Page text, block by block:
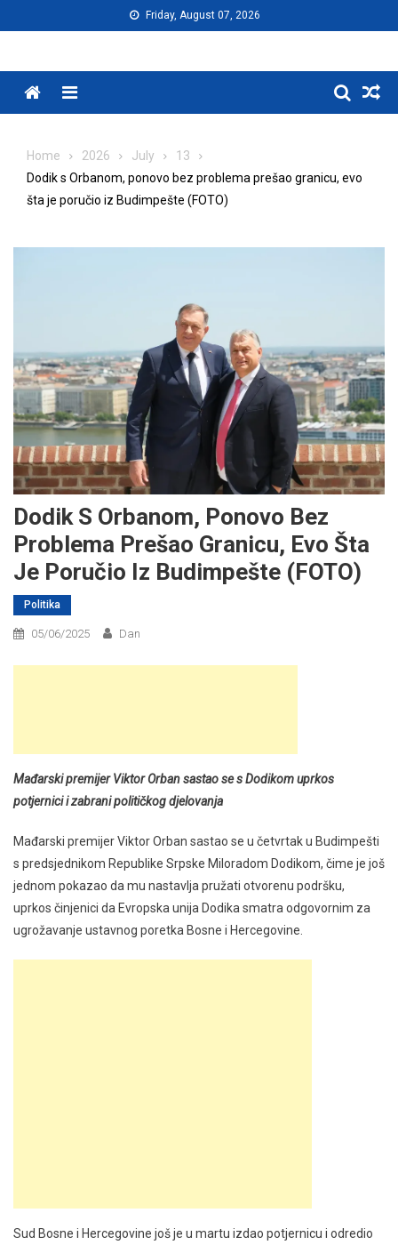
to
Friday, August 07, 2026
Menu
Home 2026 July
13
Dodik s Orbanom, ponovo bez problema prešao granicu, evo
šta je poručio iz Budimpešte (FOTO)
Dodik S Orbanom, Ponovo Bez
Problema Prešao Granicu, Evo Šta
Je Poručio Iz Budimpešte (FOTO)
Politika
05/06/2025 Dan
Mađarski premijer Viktor Orban sastao se s Dodikom uprkos
potjernici i zabrani političkog djelovanja
Mađarski premijer Viktor Orban sastao se u četvrtak u Budimpešti
s predsjednikom Republike Srpske Miloradom Dodikom, čime je još
jednom pokazao da mu nastavlja pružati otvorenu podršku,
uprkos činjenici da Evropska unija Dodika smatra odgovornim za
ugrožavanje ustavnog poretka Bosne i Hercegovine.
Sud Bosne i Hercegovine još je u martu izdao potjernicu i odredio